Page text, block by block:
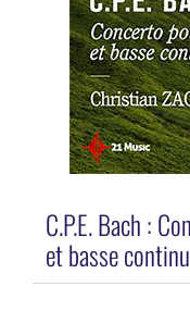
C.P.E. Bach :
et basse